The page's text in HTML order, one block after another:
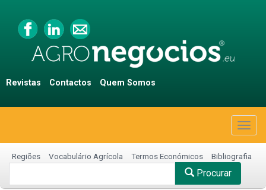
Revistas Contactos Quem Somos
Regiões Vocabulário Agrícola Termos Económicos Bibliografia
Procurar